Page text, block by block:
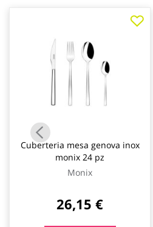
Cuberteria mesa genova inox
monix 24 pz
Monix
26,15 €